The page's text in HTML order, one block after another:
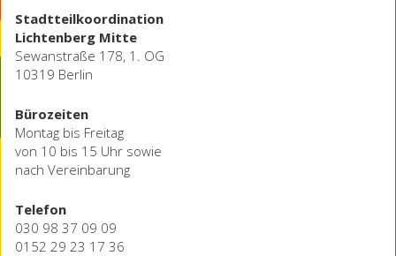
Stadtteilkoordination
Lichtenberg Mitte
Sewanstraße 178, 1. OG
10319 Berlin
Bürozeiten
Montag bis Freitag
von 10 bis 15 Uhr sowie
nach Vereinbarung
Telefon
030 98 37 09 09
0152 29 23 17 36